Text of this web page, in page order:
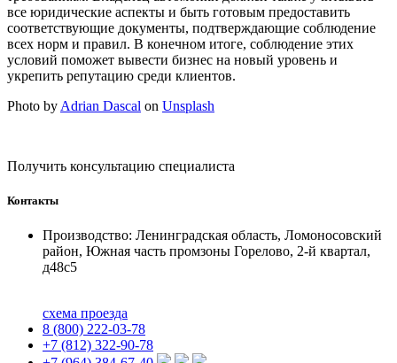
все юридические аспекты и быть готовым предоставить
соответствующие документы, подтверждающие соблюдение
всех норм и правил. В конечном итоге, соблюдение этих
условий поможет вывести бизнес на новый уровень и
укрепить репутацию среди клиентов.
Photo by Adrian Dascal on Unsplash
Получить консультацию специалиста
Контакты
Производство: Ленинградская область, Ломоносовский
район, Южная часть промзоны Горелово, 2-й квартал,
д48с5
схема проезда
8 (800) 222-03-78
+7 (812) 322-90-78